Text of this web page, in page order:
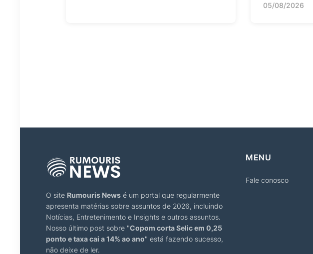
05/08/2026
O site Rumouris News é um portal que regularmente
apresenta matérias sobre assuntos de 2026, incluindo
Notícias, Entretenimento e Insights e outros assuntos.
Nosso último post sobre "Copom corta Selic em 0,25
ponto e taxa cai a 14% ao ano" está fazendo sucesso,
não deixe de ler.
MENU
Fale conosco